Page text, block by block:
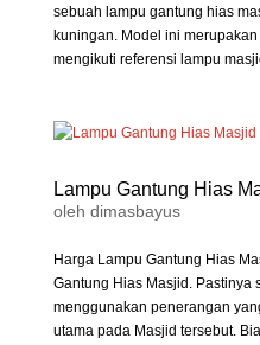
sebuah lampu gantung hias
kuningan. Model ini
mengikuti referensi lampu
Lampu Gantung Hias
oleh dimasbayus
Harga Lampu Gantung Hias
Gantung Hias Masjid. Pastinya
menggunakan penerangan
utama pada Masjid tersebut.